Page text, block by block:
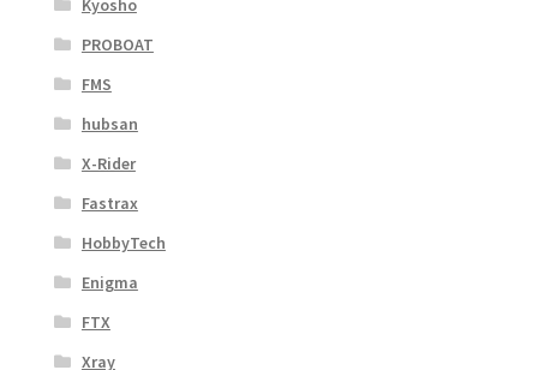
Kyosho
PROBOAT
FMS
hubsan
X-Rider
Fastrax
HobbyTech
Enigma
FTX
Xray